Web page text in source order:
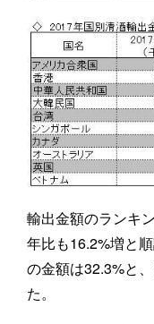
輸出金額のランキ
年比も16.2%増と
の金額は32.3%と
た。